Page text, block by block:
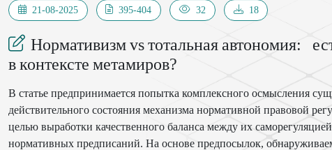
21-08-2025 395-404 32 18
Нормативизм vs тотальная автономия:
в контексте метамиров?
В статье предпринимается попытка комплексного осмысления
действительного состояния механизма нормативной правовой
целью выработки качественного баланса между их
нормативных предписаний. На основе предпосылок,